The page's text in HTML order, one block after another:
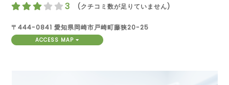
3 (クチコミ数が足りていません)
〒444-0841 愛知県岡崎市戸崎町藤狭20-25
ACCESS MAP